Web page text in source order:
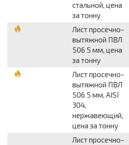
стальной, цена
за тонну
Лист просечно-
вытяжной ПВЛ
506 5 мм, цена
за тонну
Лист просечно-
вытяжной ПВЛ
506 5 мм, AISI
304,
нержавеющий,
цена за тонну
Лист просечно-